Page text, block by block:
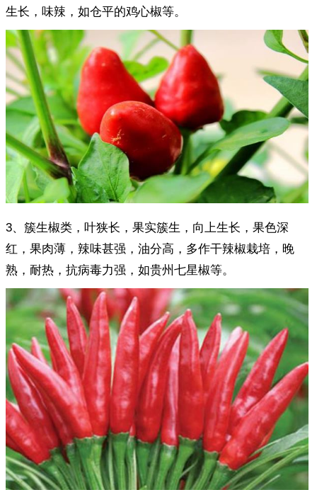
生长，味辣，如仓平的鸡心椒等。
3、簇生椒类，叶狭长，果实簇生，向上生长，果色深
红，果肉薄，辣味甚强，油分高，多作干辣椒栽培，晚
熟，耐热，抗病毒力强，如贵州七星椒等。